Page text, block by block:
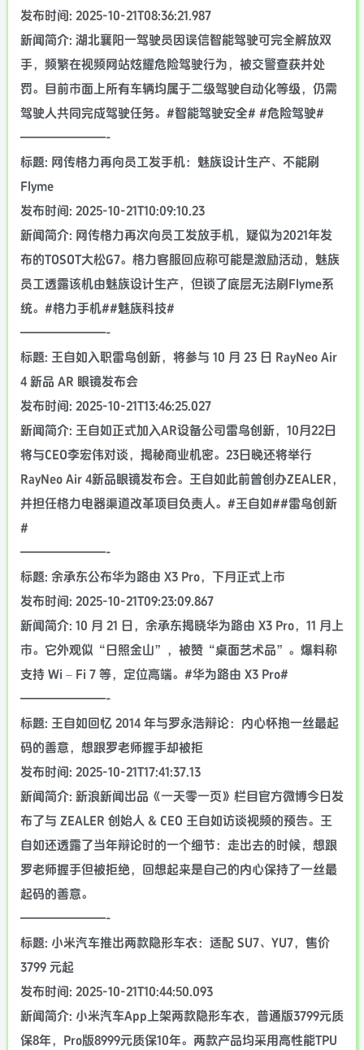
发布时间: 2025-10-21T08:36:21.987
新闻简介: 湖北襄阳一驾驶员因误信智能驾驶可完全解放双
手，频繁在视频网站炫耀危险驾驶行为，被交警查获并处
罚。目前市面上所有车辆均属于二级驾驶自动化等级，仍需
驾驶人共同完成驾驶任务。#智能驾驶安全# #危险驾驶#
———————-
标题: 网传格力再向员工发手机：魅族设计生产、不能刷
Flyme
发布时间: 2025-10-21T10:09:10.23
新闻简介: 网传格力再次向员工发放手机，疑似为2021年发
布的TOSOT大松G7。格力客服回应称可能是激励活动，魅族
员工透露该机由魅族设计生产，但锁了底层无法刷Flyme系
统。#格力手机##魅族科技#
———————-
标题: 王自如入职雷鸟创新，将参与 10 月 23 日 RayNeo Air
4 新品 AR 眼镜发布会
发布时间: 2025-10-21T13:46:25.027
新闻简介: 王自如正式加入AR设备公司雷鸟创新，10月22日
将与CEO李宏伟对谈，揭秘商业机密。23日晚还将举行
RayNeo Air 4新品眼镜发布会。王自如此前曾创办ZEALER，
并担任格力电器渠道改革项目负责人。#王自如##雷鸟创新
#
———————-
标题: 余承东公布华为路由 X3 Pro，下月正式上市
发布时间: 2025-10-21T09:23:09.867
新闻简介: 10 月 21 日，余承东揭晓华为路由 X3 Pro，11 月上
市。它外观似“日照金山”，被赞“桌面艺术品”。爆料称
支持 Wi – Fi 7 等，定位高端。#华为路由 X3 Pro#
———————-
标题: 王自如回忆 2014 年与罗永浩辩论：内心怀抱一丝最起
码的善意，想跟罗老师握手却被拒
发布时间: 2025-10-21T17:41:37.13
新闻简介: 新浪新闻出品《一天零一页》栏目官方微博今日发
布了与 ZEALER 创始人 & CEO 王自如访谈视频的预告。王
自如还透露了当年辩论时的一个细节：走出去的时候，想跟
罗老师握手但被拒绝，回想起来是自己的内心保持了一丝最
起码的善意。
———————-
标题: 小米汽车推出两款隐形车衣：适配 SU7、YU7，售价
3799 元起
发布时间: 2025-10-21T10:44:50.093
新闻简介: 小米汽车App上架两款隐形车衣，普通版3799元质
保8年，Pro版8999元质保10年。两款产品均采用高性能TPU